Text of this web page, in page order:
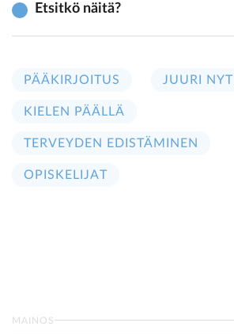
Etsitkö näitä?
PÄÄKIRJOITUS JUURI NYT
KIELEN PÄÄLLÄ
TERVEYDEN EDISTÄMINEN
OPISKELIJAT
MAINOS